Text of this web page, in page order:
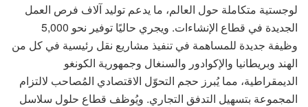
لوجستية متكاملة حول العالم، ما يدعم توليد آلاف فرص العمل
الجديدة في قطاع الإنشاءات. ويجري حاليًا توفير نحو 5,000
وظيفة جديدة للمساهمة في تنفيذ مشاريع نقل رئيسية في كل من
الهند وبريطانيا والإكوادور والسنغال وجمهورية الكونغو
الديمقراطية، مما يُبرز حجم التحوّل الاقتصادي المُصاحب لالتزام
المجموعة بتسهيل التدفق التجاري. ويُوظف قطاع حلول سلاسل